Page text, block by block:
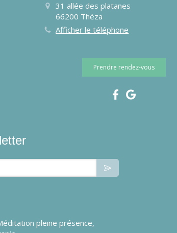
31 allée des platanes
66200 Théza
Afficher le téléphone
Prendre rendez-vous
pleine présence,